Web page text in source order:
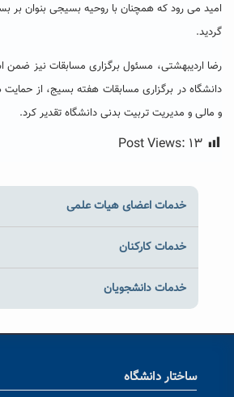
امید می رود که همچنان با روحیه بسیجی بنوان بر
گردید.
رضا اردیبهشتی، مسئول برگزاری مسابقات نیز ضمن
دانشگاه در برگزاری مسابقات هفته بسیج، از حمایت
و مالی و مدیریت تربیت بدنی دانشگاه تقدیر کرد.
Post Views: ۱۳
خدمات اعضای هیات علمی
خدمات کارکنان
خدمات دانشجویان
ساختار دانشگاه